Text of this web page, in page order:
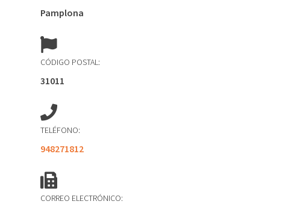
Pamplona
CÓDIGO POSTAL:
31011
TELÉFONO:
948271812
CORREO ELECTRÓNICO: